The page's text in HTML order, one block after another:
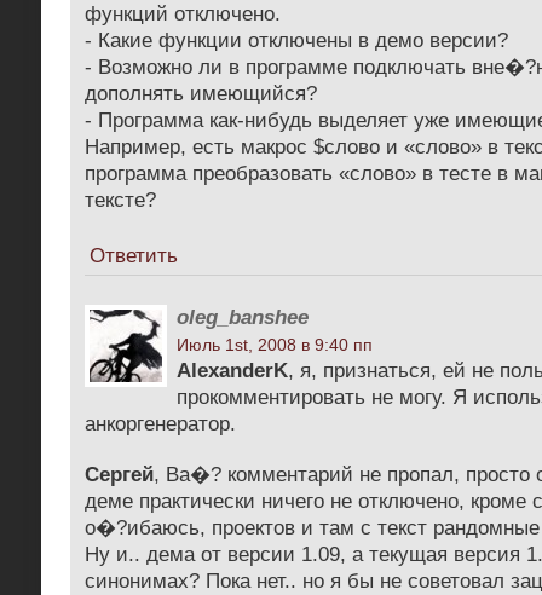
функций отключено.
- Какие функции отключены в демо версии?
- Возможно ли в программе подключать
дополнять имеющийся?
- Программа как-нибудь выделяет уже
Например, есть макрос $слово и «слово» в
программа преобразовать «слово» в тесте в
тексте?
Ответить
oleg_banshee
Июль 1st, 2008 в 9:40 пп
AlexanderK, я, признаться, ей не
прокомментировать не могу. Я
анкоргенератор.
Сергей, Ва�? комментарий не пропал,
деме практически ничего не отключено, кроме
о�?ибаюсь, проектов и там с текст
Ну и.. дема от версии 1.09, а текущая версия
синонимах? Пока нет.. но я бы не советовал